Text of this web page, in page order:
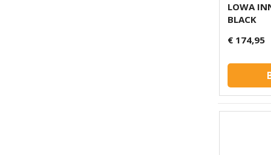
LOWA
BLACK
€ 174,95